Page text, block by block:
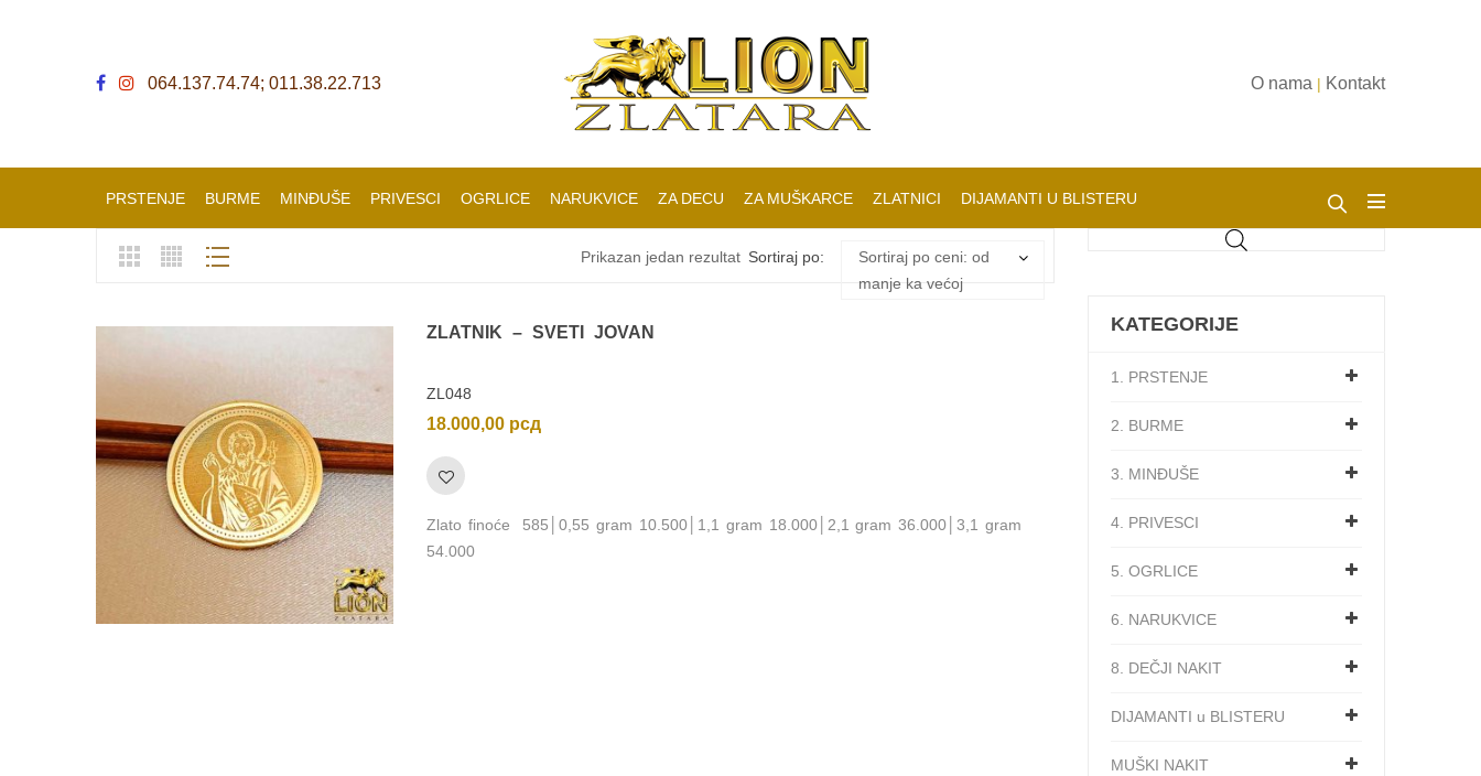
064.137.74.74; 011.38.22.713 O nama | Kontakt
PRSTENJE BURME MINĐUŠE PRIVESCI OGRLICE NARUKVICE ZA DECU ZA MUŠKARCE ZLATNICI DIJAMANTI U BLISTERU
Prikazan jedan rezultat Sortiraj po:
Sortiraj po ceni: od
manje ka većoj
ZLATNIK – SVETI JOVAN
ZL048
18.000,00 рсд
Zlato finoće 585│0,55 gram 10.500│1,1 gram 18.000│2,1 gram 36.000│3,1 gram
54.000
KATEGORIJE
1. PRSTENJE
2. BURME
3. MINĐUŠE
4. PRIVESCI
5. OGRLICE
6. NARUKVICE
8. DEČJI NAKIT
DIJAMANTI u BLISTERU
MUŠKI NAKIT